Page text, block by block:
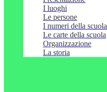
I luoghi
Le persone
I numeri della scuola
Le carte della scuola
Organizzazione
La storia